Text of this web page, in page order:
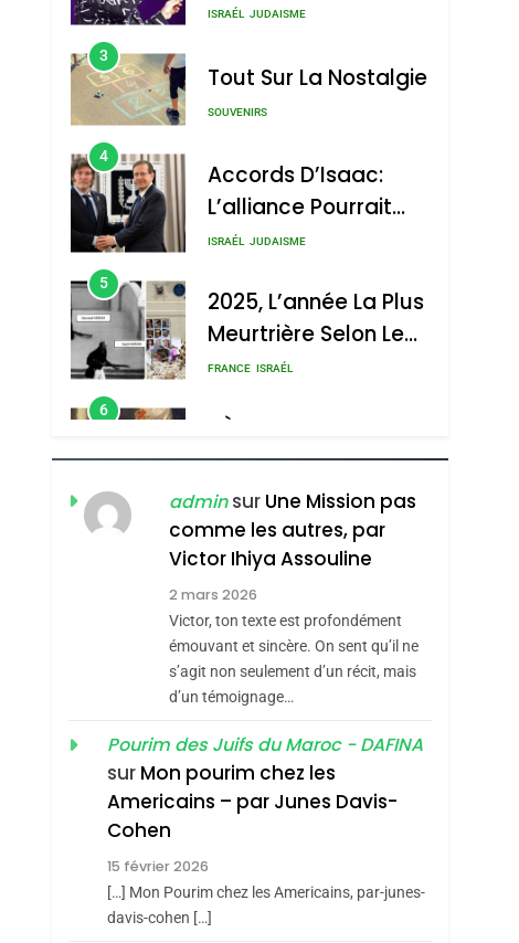
Nouvelle Chanson De
ISRAÉL JUDAISME
3
Tout Sur La Nostalgie
SOUVENIRS
4
Accords D’Isaac:
L’alliance Pourrait
S’étendre À 13 Pays
ISRAÉL JUDAISME
5
2025, L’année La Plus
Meurtrière Selon Le
Rapport D’ADL
FRANCE ISRAÉL
6
FIÈRE, DIGNE ET
RÉSILIENTE :
POURQUOI JE
REVENDIQUE MA
JUDAÏTE Par Thérèse
Zrihen-Dvir
ISRAÉL JUDAISME
CE QUI NOUS
MANQUE – Jacques
Hadida
JUDAISME
Maroc : Les Amandes
De Tafraout, Le Miel
De Tadla Azilal
Consacrés Produits
Du Terroir
DAFINA MAROC
Oeil Ravageur –
2
adminsur Une Mission pas
comme les autres, par
Victor Ihiya Assouline
2 mars 2026
Victor, ton texte est profondément
émouvant et sincère. On sent qu’il ne
s’agit non seulement d’un récit, mais
d’un témoignage…
Pourim des Juifs du Maroc - DAFINA
sur Mon pourim chez les
Americains – par Junes Davis-
Cohen
15 février 2026
[…] Mon Pourim chez les Americains, par-junes-
davis-cohen […]